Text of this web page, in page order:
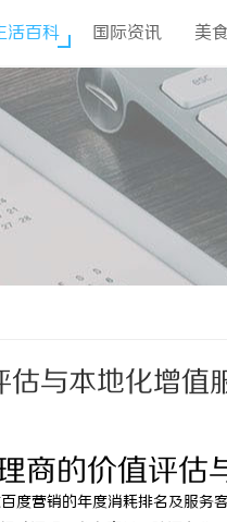
活百科 国际资讯 美
估与本地化增值
商的价值评估
time： 2026-06-03
度营销的年度消耗排名及服